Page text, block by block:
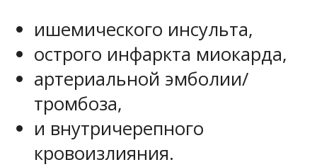
ишемического инсульта,
острого инфаркта миокарда,
артериальной эмболии/
тромбоза,
и внутричерепного
кровоизлияния.